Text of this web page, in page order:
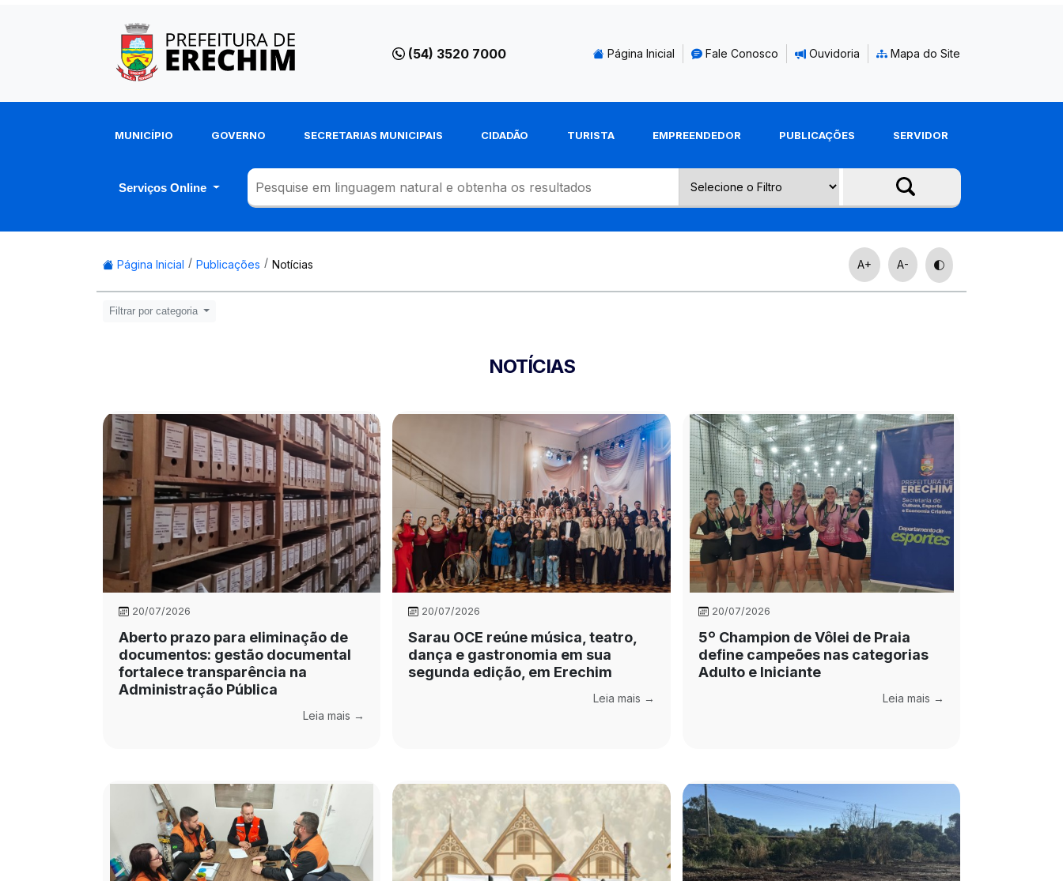
(54) 3520 7000 Página Inicial Fale Conosco Ouvidoria Mapa do Site
MUNICÍPIO GOVERNO SECRETARIAS MUNICIPAIS CIDADÃO TURISTA EMPREENDEDOR PUBLICAÇÕES SERVIDOR
Serviços Online
Página Inicial Publicações Notícias A+ A-
Filtrar por categoria
NOTÍCIAS
20/07/2026
Aberto prazo para eliminação de
documentos: gestão documental
fortalece transparência na
Administração Pública
Leia mais →
20/07/2026
Sarau OCE reúne música, teatro,
dança e gastronomia em sua
segunda edição, em Erechim
Leia mais →
20/07/2026
5º Champion de Vôlei de Praia
define campeões nas categorias
Adulto e Iniciante
Leia mais →